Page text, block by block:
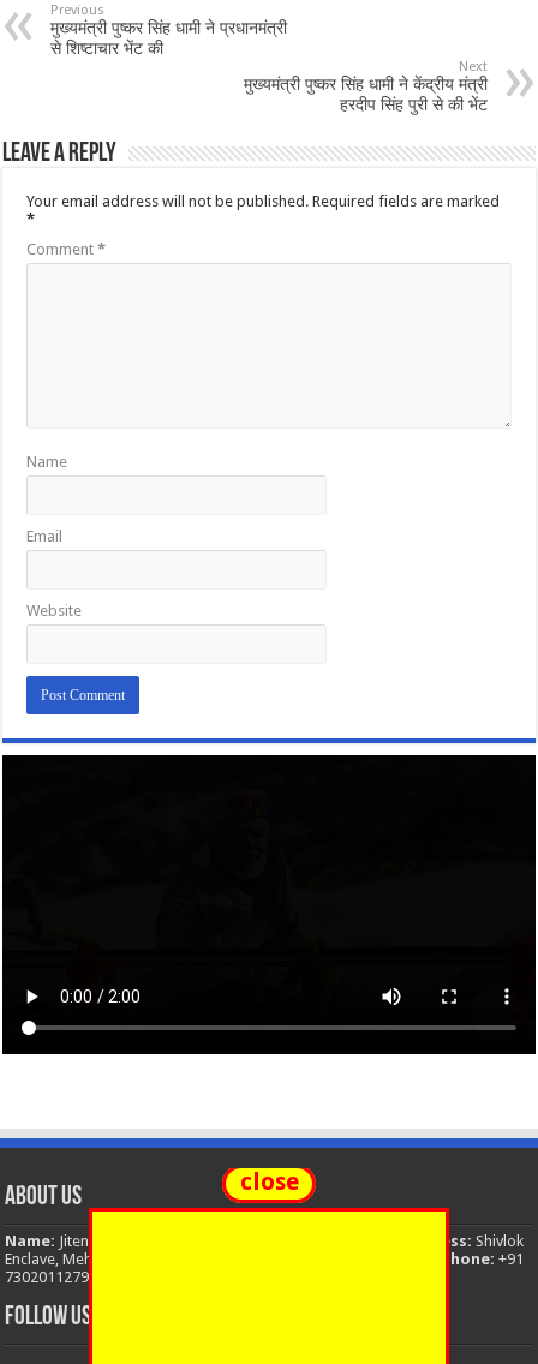
Previous
मुख्यमंत्री पुष्कर सिंह धामी ने प्रधानमंत्री
से शिष्टाचार भेंट की
Next
मुख्यमंत्री पुष्कर सिंह धामी ने केंद्रीय मंत्री
हरदीप सिंह पुरी से की भेंट
Leave a Reply
Your email address will not be published. Required fields are marked
*
Comment*
Name
Email
Website
About Us
Name: Jitendra Singh Address: Shivlok
Enclave, Mehuwala Mafi, Dehradun, Uttarakhand, 248001, India
Phone: +91
7302011279
FOLLOW US
close